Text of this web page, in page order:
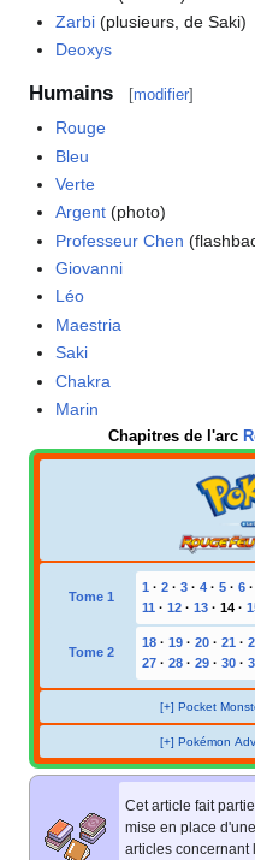
Zarbi (plusieurs, de Saki)
Deoxys
Humains [modifier]
Rouge
Bleu
Verte
Argent (photo)
Professeur Chen
Giovanni
Léo
Maestria
Saki
Chakra
Marin
Chapitres de l'arc
Tome 1
1 · 2 · 3 · 4 · 5 · 6 ·
11 · 12 · 13 · 14 ·
Tome 2
18 · 19 · 20 · 21 ·
27 · 28 · 29 · 30 ·
[+] Pocket
[+] Pokémon
Cet article fait
mise en place
articles concernant